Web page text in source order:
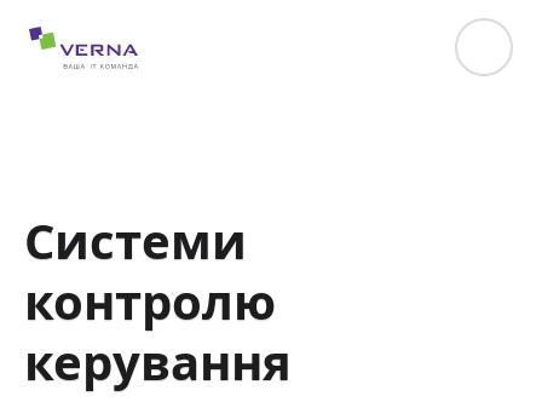
Системи
контролю
керування